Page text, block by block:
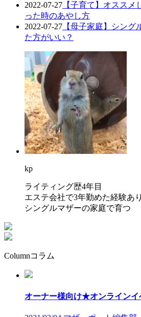
2022-07-27 【子育て】オスス
った時のあやし方
2022-07-27 【母子家庭】シング
た方がいい？
kp
ライティング歴4年目
エステ会社で3年勤めた経験あり
シングルマザーの家庭で育つ
Columnコラム
オーナー様向け★オンライン